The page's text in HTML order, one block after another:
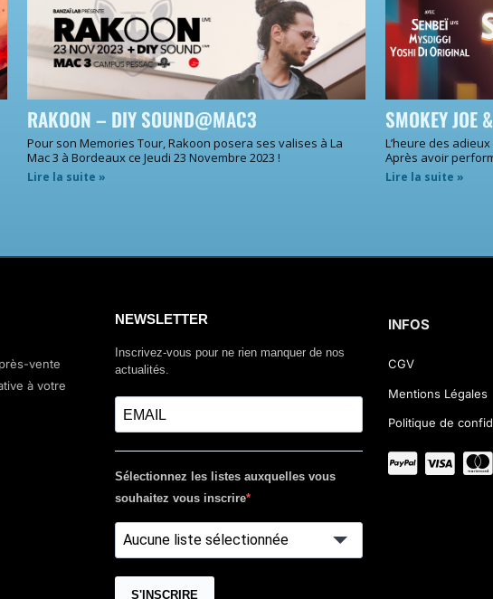
RAKOON – DIY SOUND@MAC3
Pour son Memories Tour, Rakoon posera ses valises à La
Mac 3 à Bordeaux ce Jeudi 23 Novembre 2023 !
Lire la suite »
SMOKEY JOE
L’heure des
Après avoir
Lire la suite »
vente
à votre
NEWSLETTER
Inscrivez-vous pour ne rien manquer de nos
actualités.
Sélectionnez les listes auxquelles vous
souhaitez vous inscrire
Aucune liste sélectionnée
S'INSCRIRE
INFOS
CGV
Mentions Légales
Politique de